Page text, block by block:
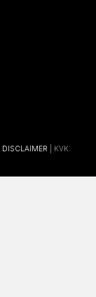
DISCLAIMER | KVK: